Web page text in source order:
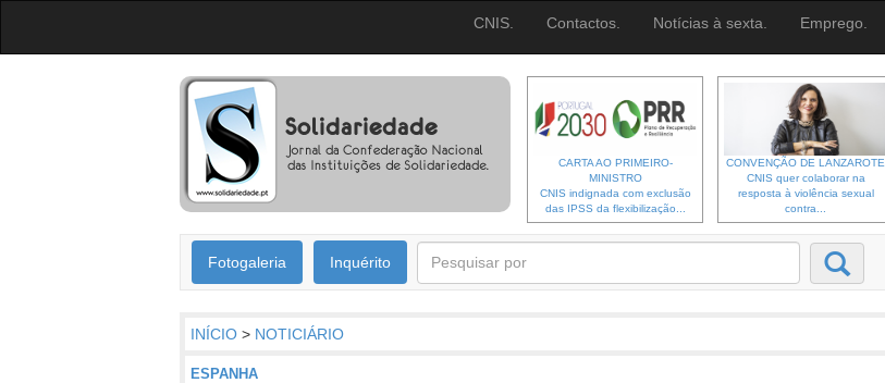
CNIS. Contactos. Notícias à sexta. Emprego.
CARTA AO PRIMEIRO-
MINISTRO
CNIS indignada com exclusão
das IPSS da flexibilização...
CONVENÇÃO DE LANZAROTE
CNIS quer colaborar na
resposta à violência sexual
contra...
Fotogaleria Inquérito
INÍCIO > NOTICIÁRIO
ESPANHA